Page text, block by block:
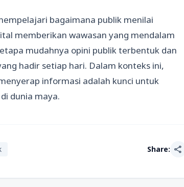
bagaimana publik menilai
memberikan wawasan yang mendalam
mudahnya opini publik terbentuk dan
hadir setiap hari. Dalam konteks ini,
informasi adalah kunci untuk
dunia maya.
Share: share